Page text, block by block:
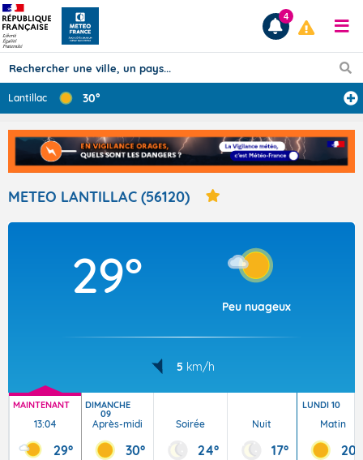
Prévisions
TOUS LES RÉSULTATS
Articles
4
Lantillac 30°
METEO LANTILLAC (56120)
29°
Peu nuageux
5 km/h
MAINTENANT
13:04
29°
DIMANCHE
09
Après-midi
30°
Soirée
24°
Nuit
17°
LUNDI 10
Matin
20°